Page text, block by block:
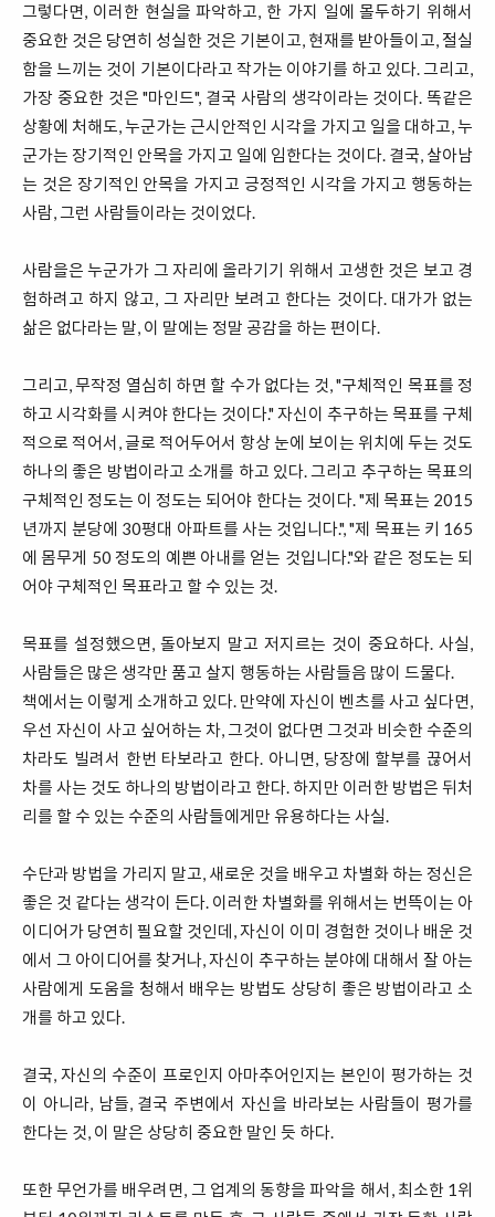
그렇다면, 이러한 현실을 파악하고, 한 가지 일에 몰두하기 위해서
중요한 것은 당연히 성실한 것은 기본이고, 현재를 받아들이고, 절실
함을 느끼는 것이 기본이다라고 작가는 이야기를 하고 있다. 그리고,
가장 중요한 것은 "마인드", 결국 사람의 생각이라는 것이다. 똑같은
상황에 처해도, 누군가는 근시안적인 시각을 가지고 일을 대하고, 누
군가는 장기적인 안목을 가지고 일에 임한다는 것이다. 결국, 살아남
는 것은 장기적인 안목을 가지고 긍정적인 시각을 가지고 행동하는
사람, 그런 사람들이라는 것이었다.
사람을은 누군가가 그 자리에 올라기기 위해서 고생한 것은 보고 경
험하려고 하지 않고, 그 자리만 보려고 한다는 것이다. 대가가 없는
삶은 없다라는 말, 이 말에는 정말 공감을 하는 편이다.
그리고, 무작정 열심히 하면 할 수가 없다는 것, "구체적인 목표를 정
하고 시각화를 시켜야 한다는 것이다." 자신이 추구하는 목표를 구체
적으로 적어서, 글로 적어두어서 항상 눈에 보이는 위치에 두는 것도
하나의 좋은 방법이라고 소개를 하고 있다. 그리고 추구하는 목표의
구체적인 정도는 이 정도는 되어야 한다는 것이다. "제 목표는 2015
년까지 분당에 30평대 아파트를 사는 것입니다.", "제 목표는 키 165
에 몸무게 50 정도의 예쁜 아내를 얻는 것입니다."와 같은 정도는 되
어야 구체적인 목표라고 할 수 있는 것.
목표를 설정했으면, 돌아보지 말고 저지르는 것이 중요하다. 사실,
사람들은 많은 생각만 품고 살지 행동하는 사람들음 많이 드물다.
책에서는 이렇게 소개하고 있다. 만약에 자신이 벤츠를 사고 싶다면,
우선 자신이 사고 싶어하는 차, 그것이 없다면 그것과 비슷한 수준의
차라도 빌려서 한번 타보라고 한다. 아니면, 당장에 할부를 끊어서
차를 사는 것도 하나의 방법이라고 한다. 하지만 이러한 방법은 뒤처
리를 할 수 있는 수준의 사람들에게만 유용하다는 사실.
수단과 방법을 가리지 말고, 새로운 것을 배우고 차별화 하는 정신은
좋은 것 같다는 생각이 든다. 이러한 차별화를 위해서는 번뜩이는 아
이디어가 당연히 필요할 것인데, 자신이 이미 경험한 것이나 배운 것
에서 그 아이디어를 찾거나, 자신이 추구하는 분야에 대해서 잘 아는
사람에게 도움을 청해서 배우는 방법도 상당히 좋은 방법이라고 소
개를 하고 있다.
결국, 자신의 수준이 프로인지 아마추어인지는 본인이 평가하는 것
이 아니라, 남들, 결국 주변에서 자신을 바라보는 사람들이 평가를
한다는 것, 이 말은 상당히 중요한 말인 듯 하다.
또한 무언가를 배우려면, 그 업계의 동향을 파악을 해서, 최소한 1위